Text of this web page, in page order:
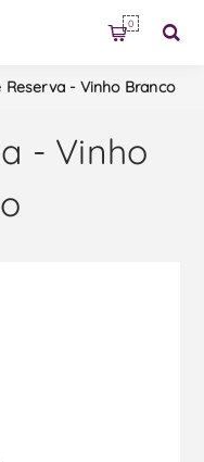
0
Reserva - Vinho Branco
- Vinho